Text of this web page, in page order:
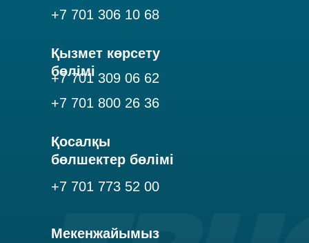
Мекенжайымыз
+7 701 306 10 68
Қызмет көрсету
бөлімі
+7 701 309 06 62
+7 701 800 26 36
Қосалқы
бөлшектер бөлімі
+7 701 773 52 00